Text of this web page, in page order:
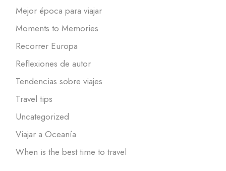
Mejor época para viajar
Moments to Memories
Recorrer Europa
Reflexiones de autor
Tendencias sobre viajes
Travel tips
Uncategorized
Viajar a Oceanía
When is the best time to travel